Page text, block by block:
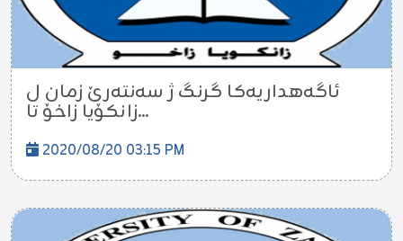
ئاگەهداریەکا گرنگ ژ سەنتەرێ زمان ل
زانکۆیا زاخۆ تا...
2020/08/20 03:15 PM